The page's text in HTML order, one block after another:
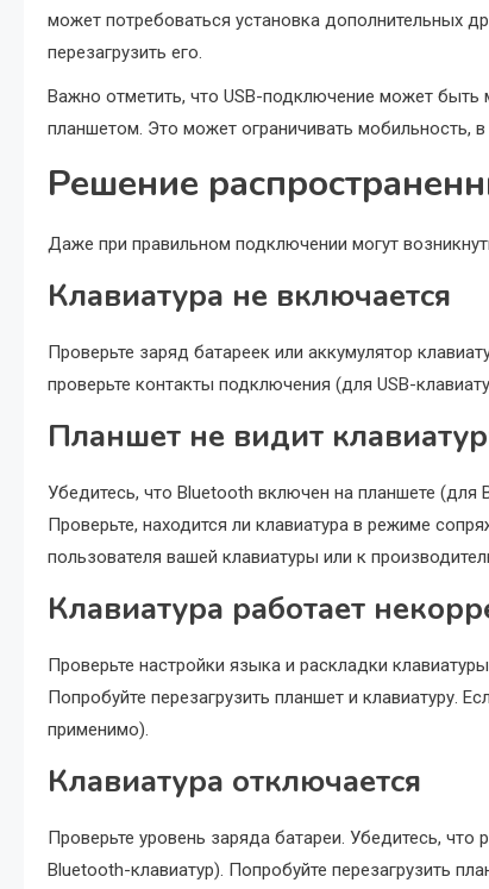
может потребоваться установка дополнительных
перезагрузить его.
Важно отметить, что USB-подключение может
планшетом. Это может ограничивать мобильность,
Решение
Даже при правильном подключении могут
Клавиатура не включается
Проверьте заряд батареек или аккумулятор
проверьте контакты подключения (для USB-
Планшет не видит
Убедитесь, что Bluetooth включен на планшете (для
Проверьте, находится ли клавиатура в режиме
пользователя вашей клавиатуры или к
Клавиатура работает
Проверьте настройки языка и раскладки
Попробуйте перезагрузить планшет и клавиатуру.
применимо).
Клавиатура отключается
Проверьте уровень заряда батареи. Убедитесь,
Bluetooth-клавиатур). Попробуйте перезагрузить